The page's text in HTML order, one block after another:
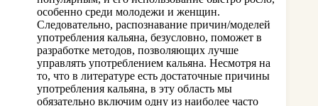
особенно среди молодежи и женщин.
Следовательно, распознавание причин/моделей
употребления кальяна, безусловно, поможет в
разработке методов, позволяющих лучше
управлять употреблением кальяна. Несмотря на
то, что в литературе есть достаточные причины
употребления кальяна, в эту область мы
обязательно включим одну из наиболее часто